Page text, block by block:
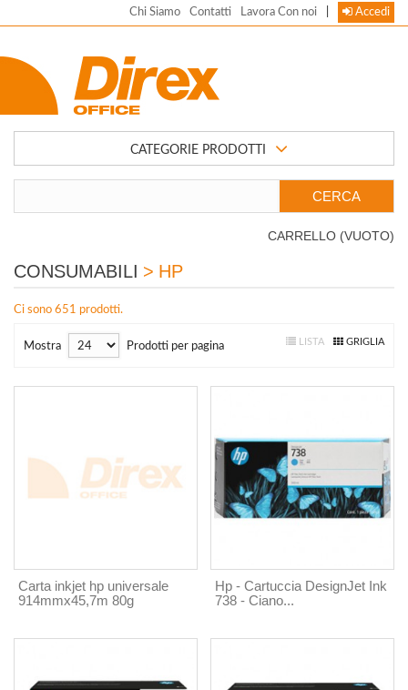
Chi Siamo Contatti Lavora Con noi Accedi
CATEGORIE PRODOTTI
CARRELLO (VUOTO)
CONSUMABILI > HP
Ci sono 651 prodotti.
Mostra Prodotti per pagina LISTA GRIGLIA
Carta inkjet hp universale
914mmx45,7m 80g
Hp - Cartuccia DesignJet Ink
738 - Ciano...